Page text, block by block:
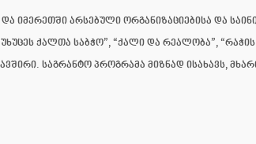
იმერეთში არსებული ორგანიზაციებისა და
ქალთა საბჭო”, “ქალი და რეალობა”,
საგრანტო პროგრამა მიზნად ისახავს,